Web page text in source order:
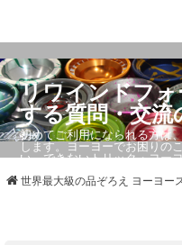
リワインドフ
する質問・交流
初めてご利用になられる方は
します。ヨーヨーでお困りの
い。できないトリック・ヨー
世界最大級の品ぞろえ ヨーヨー